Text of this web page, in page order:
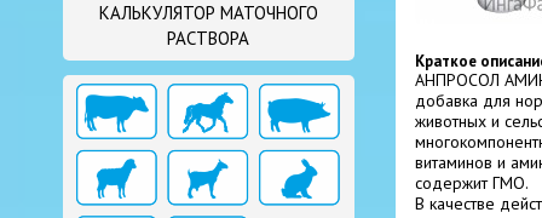
КАЛЬКУЛЯТОР МАТОЧНОГО
РАСТВОРА
Краткое
АНПРОСОЛ
добавка для
животных и
витаминов и
содержит ГМО.
В качестве